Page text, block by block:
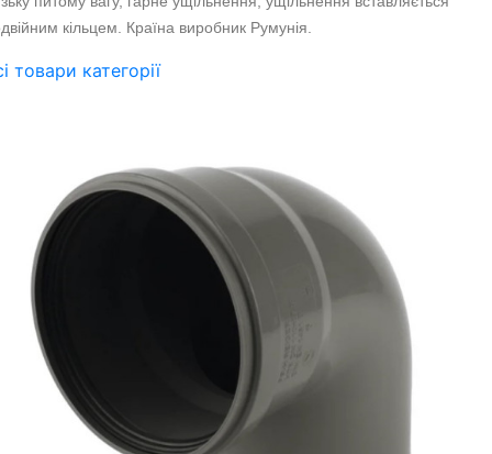
кільцем. Країна виробник Румунія.
товари категорії